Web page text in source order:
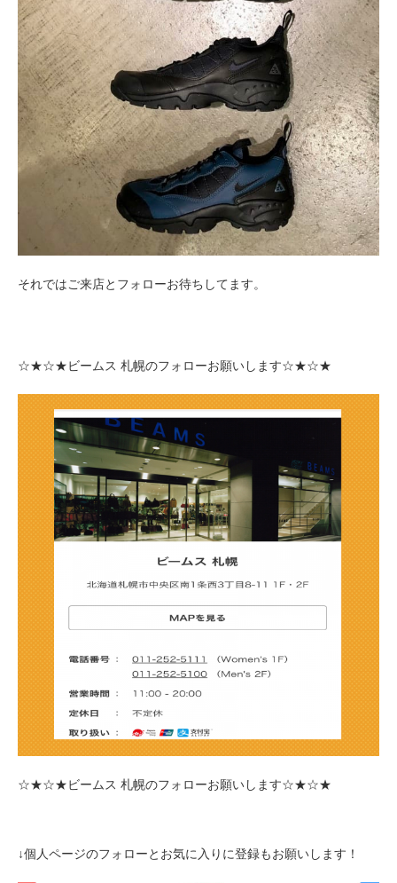
それではご来店とフォローお待ちしてます。
☆★☆★ビームス 札幌のフォローお願いします☆★☆★
☆★☆★ビームス 札幌のフォローお願いします☆★☆★
↓個人ページのフォローとお気に入りに登録もお願いします！